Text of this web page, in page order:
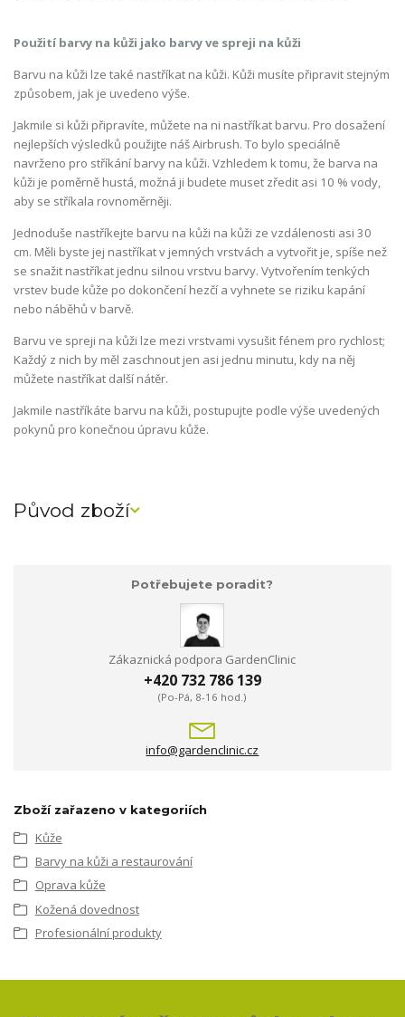
Použití barvy na kůži jako barvy ve spreji na kůži
Barvu na kůži lze také nastříkat na kůži. Kůži musíte připravit stejným
způsobem, jak je uvedeno výše.
Jakmile si kůži připravíte, můžete na ni nastříkat barvu. Pro dosažení
nejlepších výsledků použijte náš Airbrush. To bylo speciálně
navrženo pro stříkání barvy na kůži. Vzhledem k tomu, že barva na
kůži je poměrně hustá, možná ji budete muset zředit asi 10 % vody,
aby se stříkala rovnoměrněji.
Jednoduše nastříkejte barvu na kůži na kůži ze vzdálenosti asi 30
cm. Měli byste jej nastříkat v jemných vrstvách a vytvořit je, spíše než
se snažit nastříkat jednu silnou vrstvu barvy. Vytvořením tenkých
vrstev bude kůže po dokončení hezčí a vyhnete se riziku kapání
nebo náběhů v barvě.
Barvu ve spreji na kůži lze mezi vrstvami vysušit fénem pro rychlost;
Každý z nich by měl zaschnout jen asi jednu minutu, kdy na něj
můžete nastříkat další nátěr.
Jakmile nastříkáte barvu na kůži, postupujte podle výše uvedených
pokynů pro konečnou úpravu kůže.
Původ zboží
Potřebujete poradit?
Zákaznická podpora GardenClinic
+420 732 786 139
(Po-Pá, 8-16 hod.)
info@gardenclinic.cz
Zboží zařazeno v kategoriích
Kůže
Barvy na kůži a restaurování
Oprava kůže
Kožená dovednost
Profesionální produkty